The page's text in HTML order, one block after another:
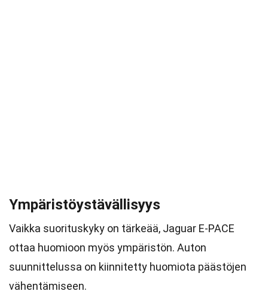
Ympäristöystävällisyys
Vaikka suorituskyky on tärkeää, Jaguar E-PACE
ottaa huomioon myös ympäristön. Auton
suunnittelussa on kiinnitetty huomiota päästöjen
vähentämiseen.